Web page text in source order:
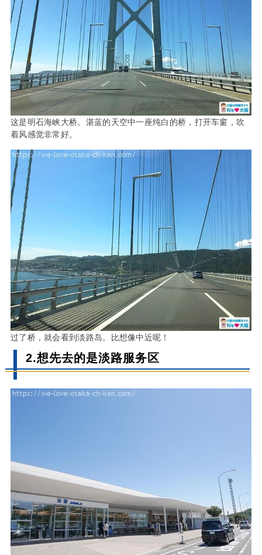
这是明石海峡大桥。湛蓝的天空中一座纯白的桥，打开车窗，吹
着风感觉非常好。
过了桥，就会看到淡路岛。比想像中近呢！
2.想先去的是淡路服务区